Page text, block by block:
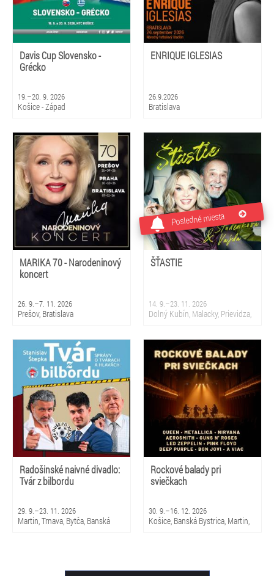
Davis Cup Slovensko -
Grécko
19.–20. 9. 2026
Košice - Západ
ENRIQUE IGLESIAS
26.9.2026
Bratislava
MARIKA 70 - Narodeninový
koncert
26. 9.–7. 11. 2026
Prešov, Bratislava
Posledné miesta
ŠŤASTIE
14. 9.–23. 11. 2026
Dolný Kubín, Malacky, Prievidza,
Dubnica, Partizánske, Topoľčany,
Bratislava
Radošinské naivné divadlo:
Tvár z bilbordu
29. 9.–23. 11. 2026
Martin, Trnava, Bytča, Banská
Rockové balady pri
sviečkach
30. 9.–16. 12. 2026
Košice, Banská Bystrica, Martin,
Žilina